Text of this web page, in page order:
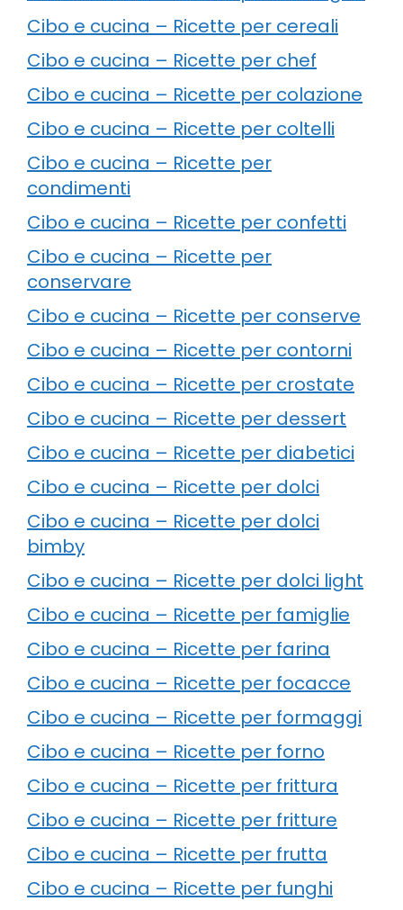
Cibo e cucina – Ricette per cereali
Cibo e cucina – Ricette per chef
Cibo e cucina – Ricette per colazione
Cibo e cucina – Ricette per coltelli
Cibo e cucina – Ricette per
condimenti
Cibo e cucina – Ricette per confetti
Cibo e cucina – Ricette per
conservare
Cibo e cucina – Ricette per conserve
Cibo e cucina – Ricette per contorni
Cibo e cucina – Ricette per crostate
Cibo e cucina – Ricette per dessert
Cibo e cucina – Ricette per diabetici
Cibo e cucina – Ricette per dolci
Cibo e cucina – Ricette per dolci
bimby
Cibo e cucina – Ricette per dolci light
Cibo e cucina – Ricette per famiglie
Cibo e cucina – Ricette per farina
Cibo e cucina – Ricette per focacce
Cibo e cucina – Ricette per formaggi
Cibo e cucina – Ricette per forno
Cibo e cucina – Ricette per frittura
Cibo e cucina – Ricette per fritture
Cibo e cucina – Ricette per frutta
Cibo e cucina – Ricette per funghi